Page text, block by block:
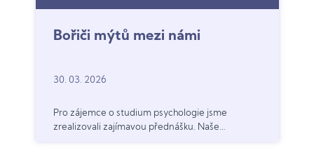
Bořiči mýtů mezi námi
30. 03. 2026
Pro zájemce o studium psychologie jsme
zrealizovali zajímavou přednášku. Naše